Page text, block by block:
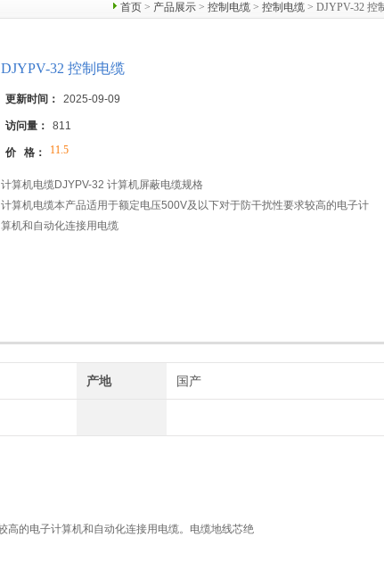
首页 > 产品展示 > 控制电缆 > 控制电缆 > DJYPV-32 控
DJYPV-32 控制电缆
更新时间： 2025-09-09
访问量： 811
价 格： 11.5
计算机电缆DJYPV-32 计算机屏蔽电缆规格
计算机电缆本产品适用于额定电压500V及以下对于防干扰性要求较高的电子计
算机和自动化连接用电缆
产地 国产
的电子计算机和自动化连接用电缆。电缆地线芯绝